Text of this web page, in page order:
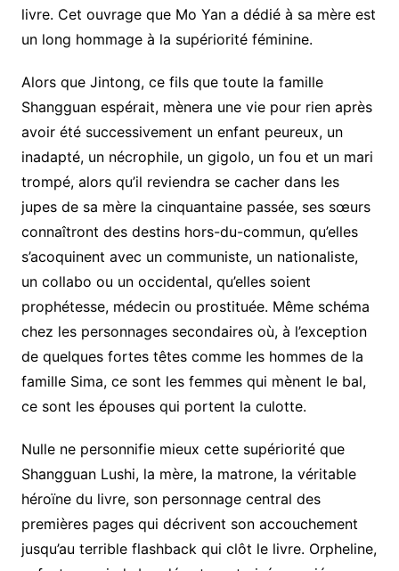
livre. Cet ouvrage que Mo Yan a dédié à sa mère est
un long hommage à la supériorité féminine.
Alors que Jintong, ce fils que toute la famille
Shangguan espérait, mènera une vie pour rien après
avoir été successivement un enfant peureux, un
inadapté, un nécrophile, un gigolo, un fou et un mari
trompé, alors qu’il reviendra se cacher dans les
jupes de sa mère la cinquantaine passée, ses sœurs
connaîtront des destins hors-du-commun, qu’elles
s’acoquinent avec un communiste, un nationaliste,
un collabo ou un occidental, qu’elles soient
prophétesse, médecin ou prostituée. Même schéma
chez les personnages secondaires où, à l’exception
de quelques fortes têtes comme les hommes de la
famille Sima, ce sont les femmes qui mènent le bal,
ce sont les épouses qui portent la culotte.
Nulle ne personnifie mieux cette supériorité que
Shangguan Lushi, la mère, la matrone, la véritable
héroïne du livre, son personnage central des
premières pages qui décrivent son accouchement
jusqu’au terrible flashback qui clôt le livre. Orpheline,